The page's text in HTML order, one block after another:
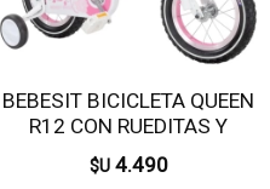
BEBESIT BICICLETA QUEEN
R12 CON RUEDITAS Y
CANASTO BK002RS
$U 4.490